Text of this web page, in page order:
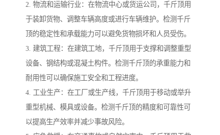
2. 物流和运输行业：在物流中心或货运公司，千斤顶用
于装卸货物、调整车辆高度或进行车辆维护。检测千斤
顶的稳定性和承载能力可以避免货物损坏和人员受伤。
3. 建筑工程：在建筑工地，千斤顶用于支撑和调整重型
设备、钢结构或混凝土构件。检测千斤顶的承重能力和
耐用性可以确保施工安全和工程进度。
4. 工业生产：在工厂或生产线，千斤顶用于移动或举升
重型机械、模具或设备。检测千斤顶的精度和可靠性可
以提高生产效率并减少事故风险。